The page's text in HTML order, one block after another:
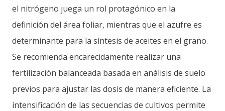
el nitrógeno juega un rol protagónico en la
definición del área foliar, mientras que el azufre es
determinante para la síntesis de aceites en el grano.
Se recomienda encarecidamente realizar una
fertilización balanceada basada en análisis de suelo
previos para ajustar las dosis de manera eficiente. La
intensificación de las secuencias de cultivos permite